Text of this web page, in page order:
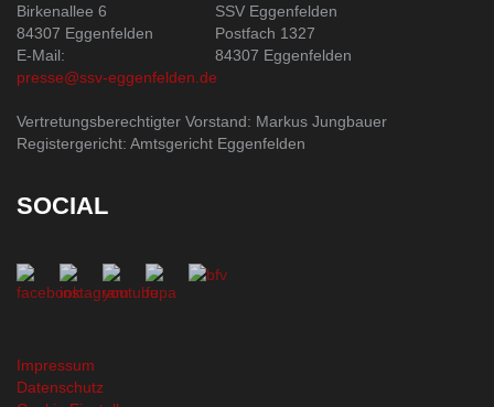
Birkenallee 6
84307 Eggenfelden
E-Mail:
presse@ssv-eggenfelden.de
SSV Eggenfelden
Postfach 1327
84307 Eggenfelden
Vertretungsberechtigter Vorstand: Markus Jungbauer
Registergericht: Amtsgericht Eggenfelden
SOCIAL
Impressum
Datenschutz